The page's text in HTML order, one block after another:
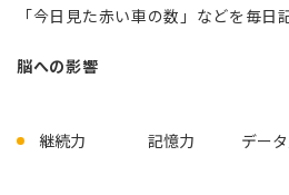
「今日見た赤い車の数」などを毎日
脳への影響
継続力 記憶力 データ